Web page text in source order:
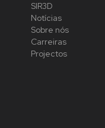
SIR3D
Notícias
Sobre nós
Carreiras
Projectos